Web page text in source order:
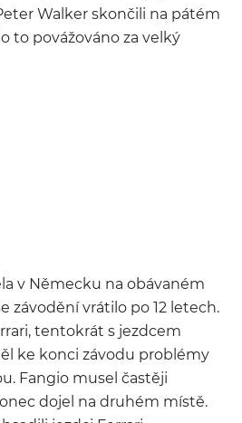
Walker skončili na pátém
to povážováno za velký
v Německu na obávaném
závodění vrátilo po 12 letech.
tentokrát s jezdcem
ke konci závodu problémy
Fangio musel častěji
dojel na druhém místě.